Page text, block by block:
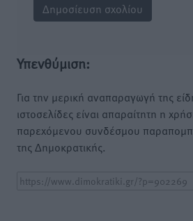
Υπενθύμιση:
Για την μερική αναπαραγωγή της
ιστοσελίδες είναι απαραίτητη η
παρεχόμενου συνδέσμου
της Δημοκρατικής.